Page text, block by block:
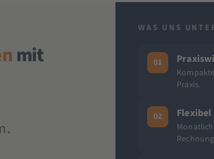
mit
WAS UNS
01
Praxis.
02